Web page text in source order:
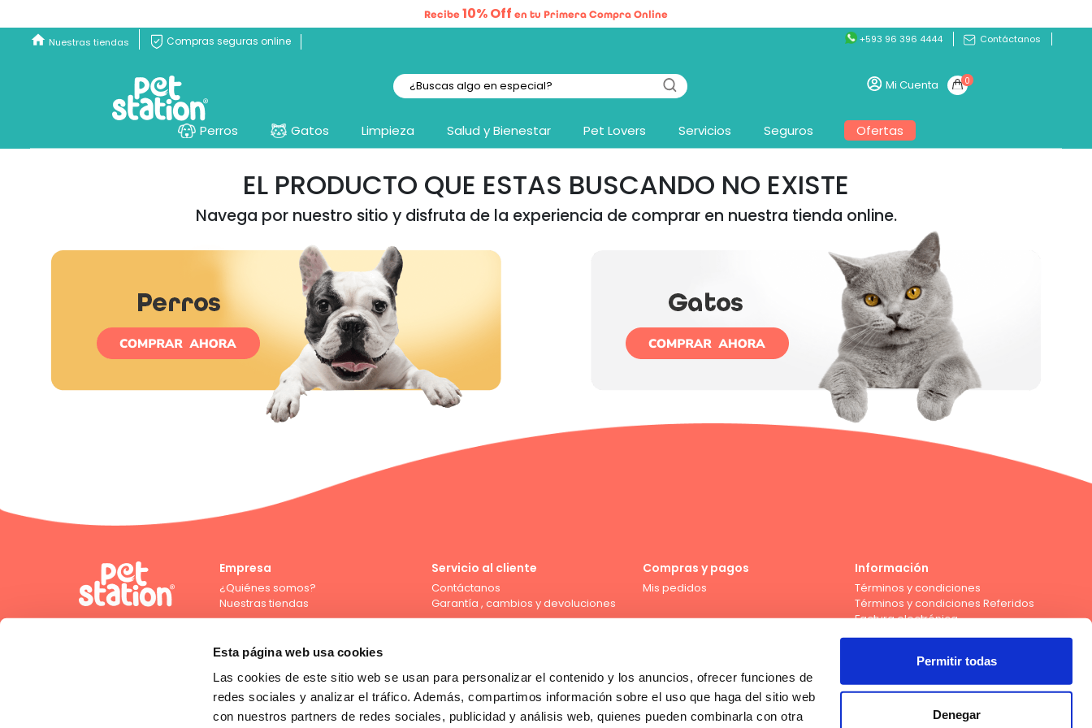
Esta página web usa cookies
Las cookies de este sitio web se usan para personalizar el contenido y los anuncios, ofrecer funciones de
redes sociales y analizar el tráfico. Además, compartimos información sobre el uso que haga del sitio web
con nuestros partners de redes sociales, publicidad y análisis web, quienes pueden combinarla con otra
Permitir todas
Denegar
Recibe10% Off en tu Primera Compra Online
Nuestras tiendas Compras seguras online +593 96 396 4444 Contáctanos
Mi Cuenta 0
Perros Gatos Limpieza Salud y Bienestar Pet Lovers Servicios Seguros Ofertas
EL PRODUCTO QUE ESTAS BUSCANDO NO EXISTE
Navega por nuestro sitio y disfruta de la experiencia de comprar en nuestra tienda online.
Empresa
¿Quiénes somos?
Nuestras tiendas
Servicio al cliente
Contáctanos
Garantía , cambios y devoluciones
Compras y pagos
Mis pedidos
Información
Términos y condiciones
Términos y condiciones Referidos
Factura electrónica
Compra con tarjeta de crédito Compra con tarjeta de débito de los bancos